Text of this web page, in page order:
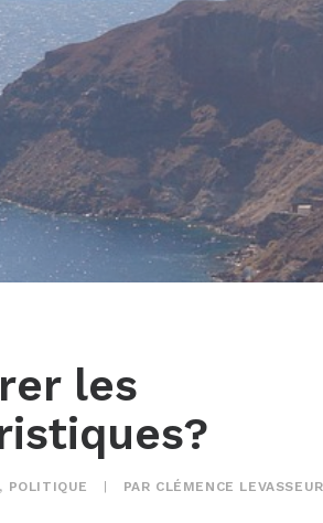
les
, POLITIQUE PAR CLÉMENCE LEVASSEUR